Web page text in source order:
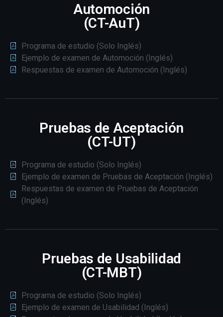
Automoción
(CT-AuT)
Programa de estudio (Solo Inglés)
Ejemplo de examen de Automoción (Inglés)
Respuestas de examen de Automoción (Inglés)
Pruebas de Aceptación
(CT-UT)
Programa de estudio (Solo Inglés)
Ejemplo de examen de Pruebas de Aceptación (Inglés)
Respuestas de examen de Pruebas de Aceptación
(Inglés)
Pruebas de Usabilidad
(CT-MBT)
Programa de estudio (Solo Inglés)
Ejemplo de examen de Usabilidad (Inglés)